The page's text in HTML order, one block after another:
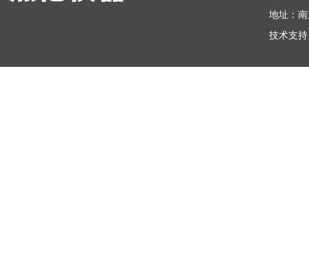
地址：
技术支